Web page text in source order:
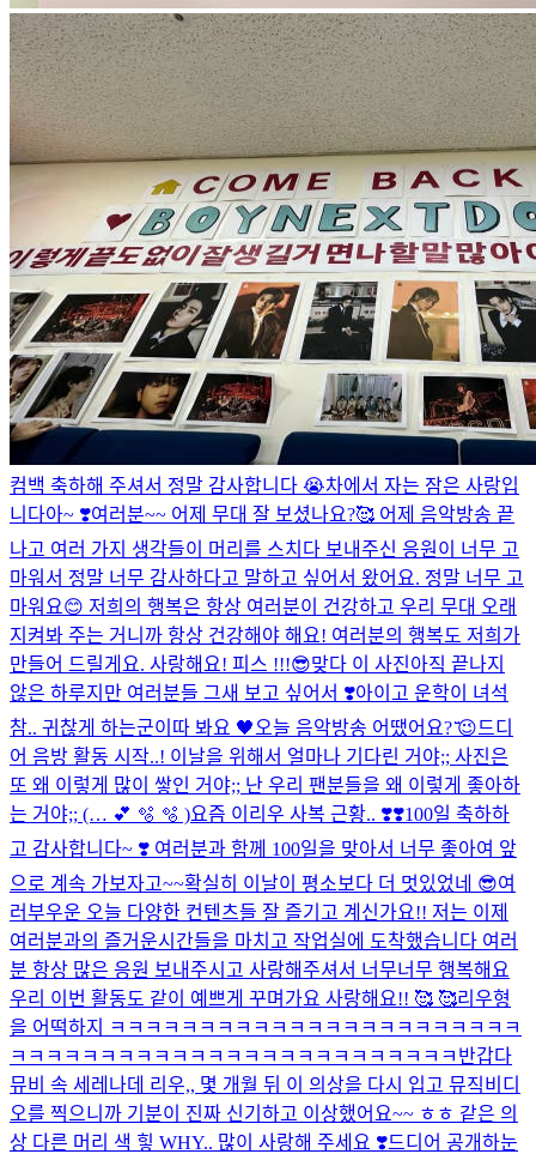
컴백 축하해 주셔서 정말 감사합니다 😭차에서 자는 잠은 사랑입
니다아~ ❣️여러분~~ 어제 무대 잘 보셨나요?🥰 어제 음악방송 끝
나고 여러 가지 생각들이 머리를 스치다 보내주신 응원이 너무 고
마워서 정말 너무 감사하다고 말하고 싶어서 왔어요. 정말 너무 고
마워요😊 저희의 행복은 항상 여러분이 건강하고 우리 무대 오래
지켜봐 주는 거니까 항상 건강해야 해요! 여러분의 행복도 저희가
만들어 드릴게요. 사랑해요! 피스 !!!😎맞다 이 사진아직 끝나지
않은 하루지만 여러분들 그새 보고 싶어서 ❣️아이고 운학이 녀석
참.. 귀찮게 하는군이따 봐요 🖤 오늘 음악방송 어땠어요? ̆̈😉드디
어 음방 활동 시작..! 이날을 위해서 얼마나 기다린 거야;; 사진은
또 왜 이렇게 많이 쌓인 거야;; 난 우리 팬분들을 왜 이렇게 좋아하
는 거야;; (… 💕 🫧 🫧 )요즘 이리우 사복 근황.. ❣️❣️100일 축하하
고 감사합니다~ ❣️ 여러분과 함께 100일을 맞아서 너무 좋아여 앞
으로 계속 가보자고~~확실히 이날이 평소보다 더 멋있었네 😎여
러부우운 오늘 다양한 컨텐츠들 잘 즐기고 계신가요!! 저는 이제
여러분과의 즐거운시간들을 마치고 작업실에 도착했습니다 여러
분 항상 많은 응원 보내주시고 사랑해주셔서 너무너무 행복해요
우리 이번 활동도 같이 예쁘게 꾸며가요 사랑해요!! 🥰 🥰리우형
을 어떡하지 ㅋㅋㅋㅋㅋㅋㅋㅋㅋㅋㅋㅋㅋㅋㅋㅋㅋㅋㅋㅋㅋㅋㅋ
ㅋㅋㅋㅋㅋㅋㅋㅋㅋㅋㅋㅋㅋㅋㅋㅋㅋㅋㅋㅋㅋㅋㅋㅋㅋ 반갑다
뮤비 속 세레나데 리우,, 몇 개월 뒤 이 의상을 다시 입고 뮤직비디
오를 찍으니까 기분이 진짜 신기하고 이상했어요~~ ㅎㅎ 같은 의
상 다른 머리 색 힣 WHY.. 많이 사랑해 주세요 ❣️드디어 공개하눈